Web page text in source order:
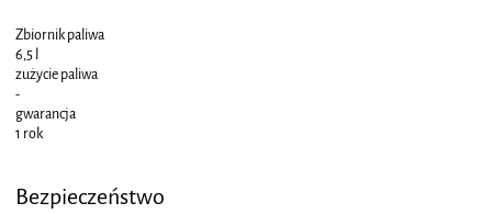
Zbiornik paliwa
6,5 l
zużycie paliwa
-
gwarancja
1 rok
Bezpieczeństwo